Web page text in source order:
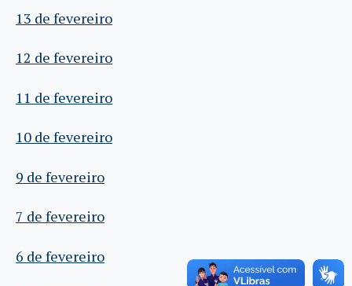
13 de fevereiro
12 de fevereiro
11 de fevereiro
10 de fevereiro
9 de fevereiro
7 de fevereiro
6 de fevereiro